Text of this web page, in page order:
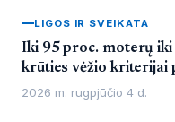
LIGOS IR SVEIKATA
Iki 95 proc. moterų
krūties vėžio kriterijai
2026 m. rugpjūčio 4 d.